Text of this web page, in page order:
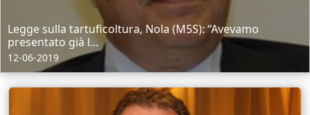
Legge sulla tartuficoltura, Nola (M5S): “Avevamo
presentato già l...
12-06-2019